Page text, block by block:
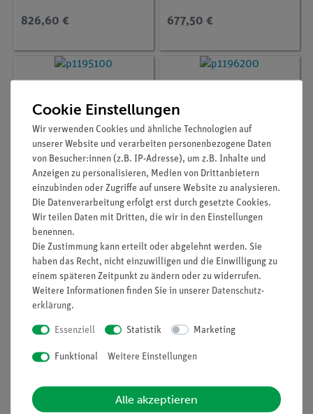
826,60 € 677,50 €
Artikel-Nr.:P1195100
Fresnelscher
Biprismaversuch
933,30 €
Artikel-Nr.:P1196200
Beugung an einem
787,90 €
Cookie Einstellungen
Wir verwenden Cookies und ähnliche Technologien auf
unserer Website und verarbeiten personenbezogene Daten
von Besucher:innen (z.B. IP-Adresse), um z.B. Inhalte und
Anzeigen zu personalisieren, Medien von Drittanbietern
einzubinden oder Zugriffe auf unsere Website zu analysieren.
Die Datenverarbeitung erfolgt erst durch gesetzte Cookies.
Wir teilen Daten mit Dritten, die wir in den Einstellungen
benennen.
Die Zustimmung kann erteilt oder abgelehnt werden. Sie
haben das Recht, nicht einzuwilligen und die Einwilligung zu
einem späteren Zeitpunkt zu ändern oder zu widerrufen.
Weitere Informationen finden Sie in unserer Daten­schutz­
erklärung.
Essenziell Statistik Marketing
Funktional Weitere Einstellungen
Alle akzeptieren